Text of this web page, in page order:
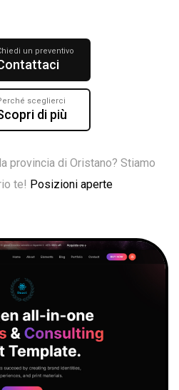
un preventivo
sceglierci
di più
provincia di Oristano? Stiamo
te! Posizioni aperte